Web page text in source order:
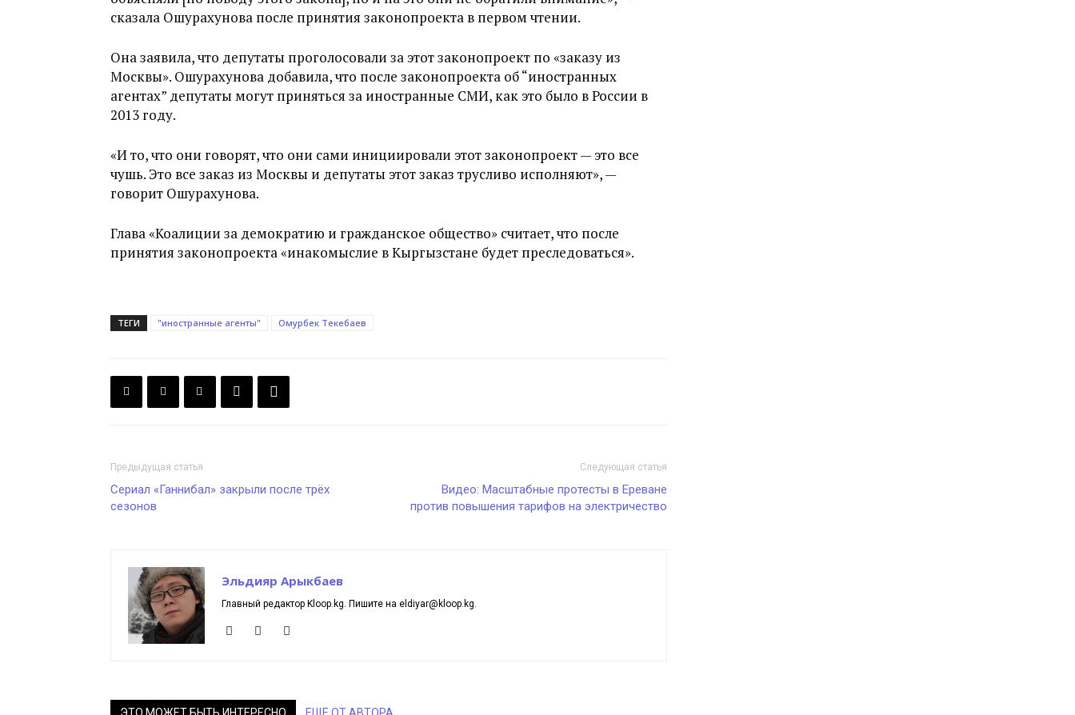
сказала Ошурахунова после принятия законопроекта в первом чтении.
Она заявила, что депутаты проголосовали за этот законопроект по «заказу из
Москвы». Ошурахунова добавила, что после законопроекта об “иностранных
агентах” депутаты могут приняться за иностранные СМИ, как это было в России в
2013 году.
«И то, что они говорят, что они сами инициировали этот законопроект — это все
чушь. Это все заказ из Москвы и депутаты этот заказ трусливо исполняют», —
говорит Ошурахунова.
Глава «Коалиции за демократию и гражданское общество» считает, что после
принятия законопроекта «инакомыслие в Кыргызстане будет преследоваться».
ТЕГИ "иностранные агенты" Омурбек Текебаев
Предыдущая статья
Сериал «Ганнибал» закрыли после трёх
сезонов
Следующая статья
Видео: Масштабные протесты в Ереване
против повышения тарифов на электричество
Эльдияр Арыкбаев
Главный редактор Kloop.kg. Пишите на eldiyar@kloop.kg.
ЭТО МОЖЕТ БЫТЬ ИНТЕРЕСНО ЕЩЕ ОТ АВТОРА